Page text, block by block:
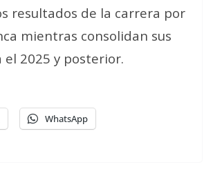
resultados de la carrera por
mientras consolidan sus
el 2025 y posterior.
WhatsApp